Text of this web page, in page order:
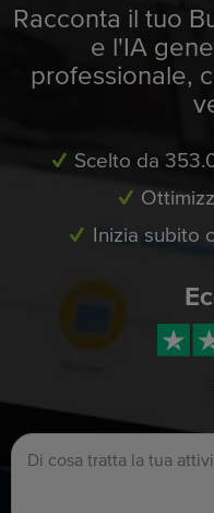
Racconta il tuo
e l'IA
professionale,
Scelto da
Inizia subito